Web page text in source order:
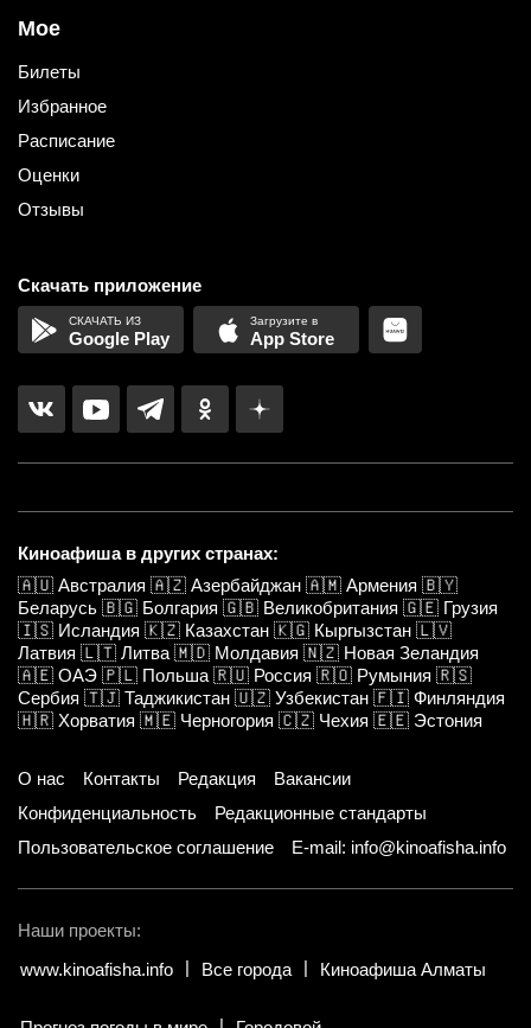
Мое
Билеты
Избранное
Расписание
Оценки
Отзывы
Скачать приложение
Google Play App Store
Киноафиша в других странах:
🇦🇺 Австралия 🇦🇿 Азербайджан 🇦🇲 Армения 🇧🇾
Беларусь 🇧🇬 Болгария 🇬🇧 Великобритания 🇬🇪 Грузия
🇮🇸 Исландия 🇰🇿 Казахстан 🇰🇬 Кыргызстан 🇱🇻
Латвия 🇱🇹 Литва 🇲🇩 Молдавия 🇳🇿 Новая Зеландия
🇦🇪 ОАЭ 🇵🇱 Польша 🇷🇺 Россия 🇷🇴 Румыния 🇷🇸
Сербия 🇹🇯 Таджикистан 🇺🇿 Узбекистан 🇫🇮 Финляндия
🇭🇷 Хорватия 🇲🇪 Черногория 🇨🇿 Чехия 🇪🇪 Эстония
О нас Контакты Редакция
Вакансии
Конфиденциальность
Редакционные стандарты
Пользовательское соглашение
E-mail: info@kinoafisha.info
Наши проекты:
www.kinoafisha.info
Все города Киноафиша Алматы